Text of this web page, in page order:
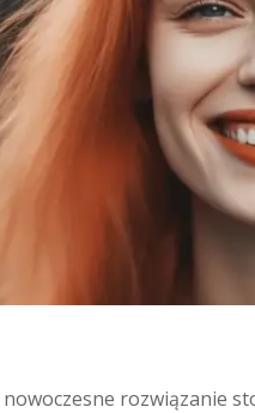
rozwiązanie